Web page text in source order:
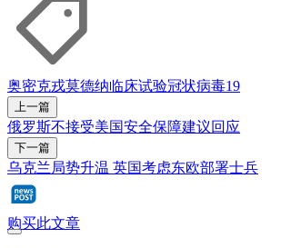
奥密克戎莫德纳临床试验冠状病毒19
上一篇
俄罗斯不接受美国安全保障建议回应
下一篇
乌克兰局势升温 英国考虑东欧部署士兵
购买此文章